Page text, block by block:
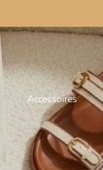
Accessoires